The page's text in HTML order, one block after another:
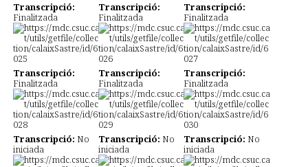
Transcripció:
Finalitzada
Transcripció:
Finalitzada
Transcripció:
Finalitzada
Transcripció:
Finalitzada
Transcripció:
Finalitzada
Transcripció:
Finalitzada
Transcripció: No
iniciada
Transcripció: No
iniciada
Transcripció: No
iniciada